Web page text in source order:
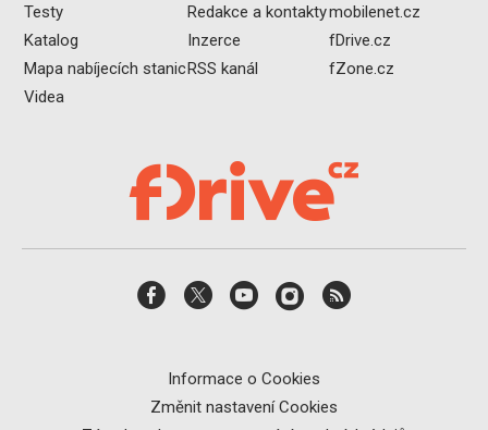
Testy
Katalog
Mapa nabíjecích stanic
Videa
Redakce a kontakty
Inzerce
RSS kanál
mobilenet.cz
fDrive.cz
fZone.cz
Informace o Cookies
Změnit nastavení Cookies